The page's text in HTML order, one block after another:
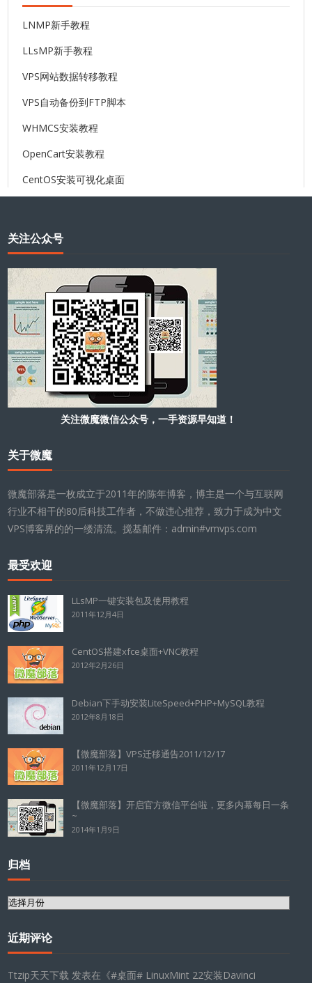
LNMP新手教程
LLsMP新手教程
VPS网站数据转移教程
VPS自动备份到FTP脚本
WHMCS安装教程
OpenCart安装教程
CentOS安装可视化桌面
关注公众号
关注微魔微信公众号，一手资源早知道！
关于微魔
微魔部落是一枚成立于2011年的陈年博客，博主是一个与互联网
行业不相干的80后科技工作者，不做违心推荐，致力于成为中文
VPS博客界的的一缕清流。搅基邮件：admin#vmvps.com
最受欢迎
LLsMP一键安装包及使用教程
2011年12月4日
CentOS搭建xfce桌面+VNC教程
2012年2月26日
Debian下手动安装LiteSpeed+PHP+MySQL教程
2012年8月18日
【微魔部落】VPS迁移通告2011/12/17
2011年12月17日
【微魔部落】开启官方微信平台啦，更多内幕每日一条
~
2014年1月9日
归档
归
近期评论
Ttzip天天下载 发表在《#桌面# LinuxMint 22安装Davinci